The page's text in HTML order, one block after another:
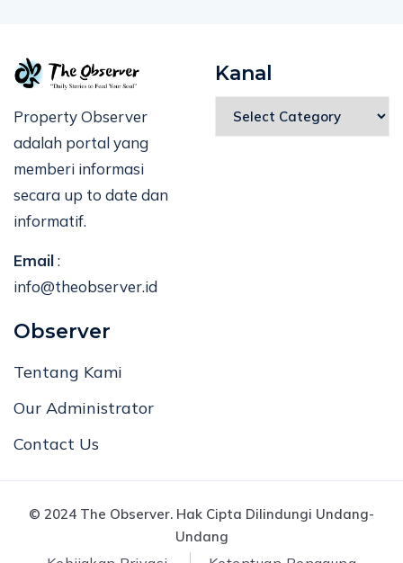
Property Observer
adalah portal yang
memberi informasi
secara up to date dan
informatif.
Email:
info@theobserver.id
Kanal
Observer
Tentang Kami
Our Administrator
Contact Us
© 2024 The Observer. Hak Cipta Dilindungi Undang-
Undang